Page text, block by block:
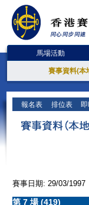
馬場活動
賽事資料(本
報名表 排位表
賽事日期: 29/03/
第 7 場 (419)